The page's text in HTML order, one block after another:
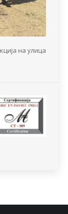
на улица